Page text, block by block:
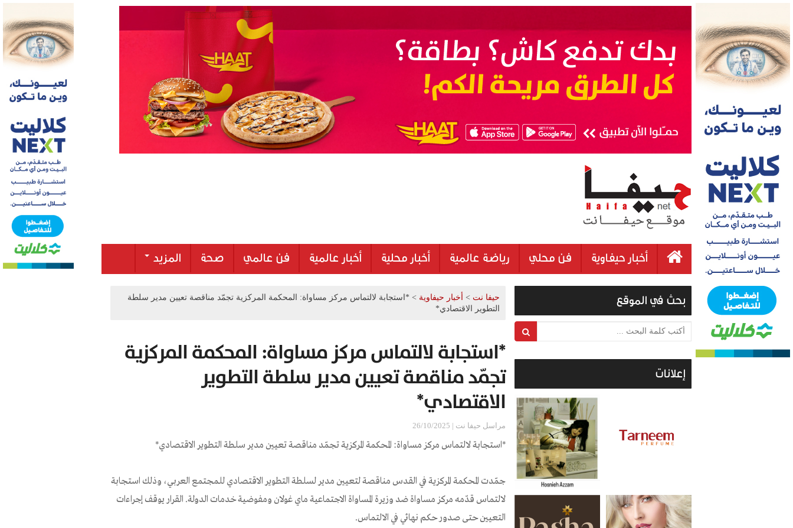
أخبار حيفاوية فن محلي رياضة عالمية أخبار محلية أخبار عالمية فن عالمي صحة المزيد
حيفا نت > أخبار حيفاوية > *استجابة لالتماس مركز مساواة: المحكمة المركزية تجمّد مناقصة تعيين مدير سلطة
التطوير الاقتصادي*
*استجابة لالتماس مركز مساواة: المحكمة المركزية
تجمّد مناقصة تعيين مدير سلطة التطوير
الاقتصادي*
مراسل حيفا نت | 26/10/2025
*استجابة لالتماس مركز مساواة: المحكمة المركزية تجمّد مناقصة تعيين مدير سلطة التطوير الاقتصادي*
جمّدت المحكمة المركزية في القدس مناقصة لتعيين مدير لسلطة التطوير الاقتصادي للمجتمع العربي، وذلك استجابة
لالتماس قدّمه مركز مساواة ضد وزيرة المساواة الاجتماعية ماي غولان ومفوضية خدمات الدولة. القرار يوقف إجراءات
التعيين حتى صدور حكم نهائي في الالتماس.
بحث في الموقع
أكتب كلمة البحث ...
إعلانات